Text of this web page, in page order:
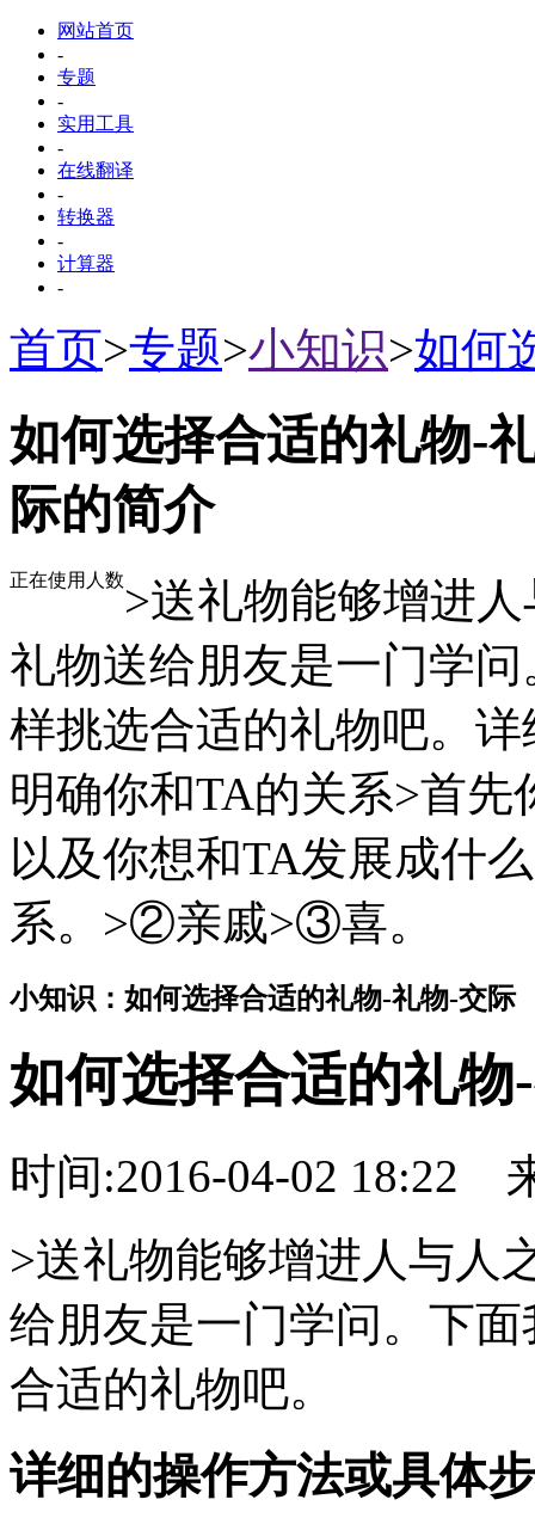
网站首页
-
专题
-
实用工具
-
在线翻译
-
转换器
-
计算器
-
首页>专题>小知识>如何
如何选择合适的礼物-
际的简介
正在使用人数>送礼物能够增进
礼物送给朋友是一门学
样挑选合适的礼物吧。
明确你和TA的关系>首
以及你想和TA发展成什
系。>②亲戚>③喜。
小知识：如何选择合适的礼物-礼物-交际
如何选择合适的礼物
时间:2016-04-02 18:22
>送礼物能够增进人与人
给朋友是一门学问。下
合适的礼物吧。
详细的操作方法或具体